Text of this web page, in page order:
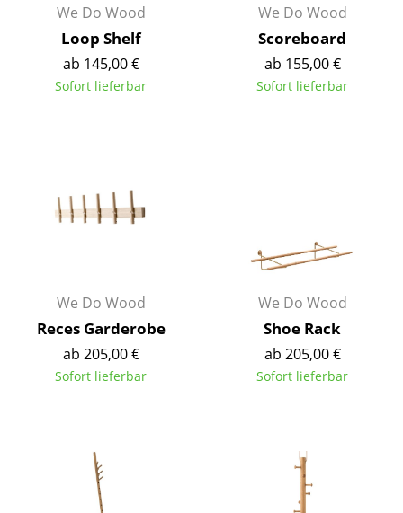
... alle Tische
Aufbewahren
Regale & Schränke
Sideboards & Kommoden
Barmöbel
Kleinaufbewahrung
... alle Aufbewahrungsmöbel
We Do Wood
Loop Shelf
ab 145,00 €
Sofort lieferbar
We Do Wood
Scoreboard
ab 155,00 €
Sofort lieferbar
We Do Wood
Reces Garderobe
ab 205,00 €
Sofort lieferbar
We Do Wood
Shoe Rack
ab 205,00 €
Sofort lieferbar